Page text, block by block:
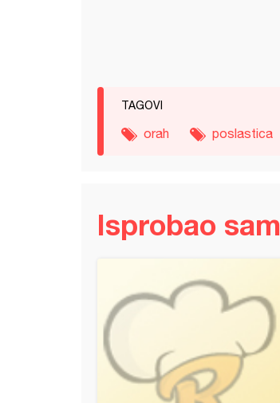
TAGOVI
orah poslastica
Isprobao sam